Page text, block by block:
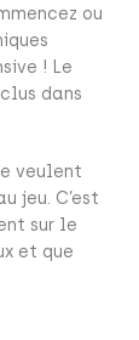
ou
! Le
dans
veulent
jeu. C’est
sur le
et que